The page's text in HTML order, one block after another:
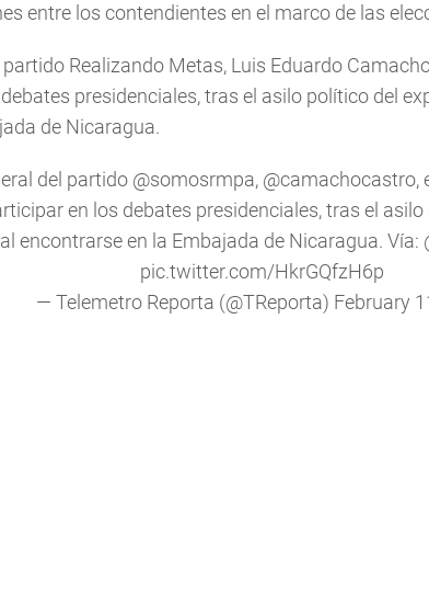
entre los contendientes en el marco de las
Realizando Metas, Luis Eduardo
presidenciales, tras el asilo político del
de Nicaragua.
del partido @somosrmpa, @camachocastro,
en los debates presidenciales, tras el
encontrarse en la Embajada de Nicaragua. Vía:
pic.twitter.com/HkrGQfzH6p
— Telemetro Reporta (@TReporta) February